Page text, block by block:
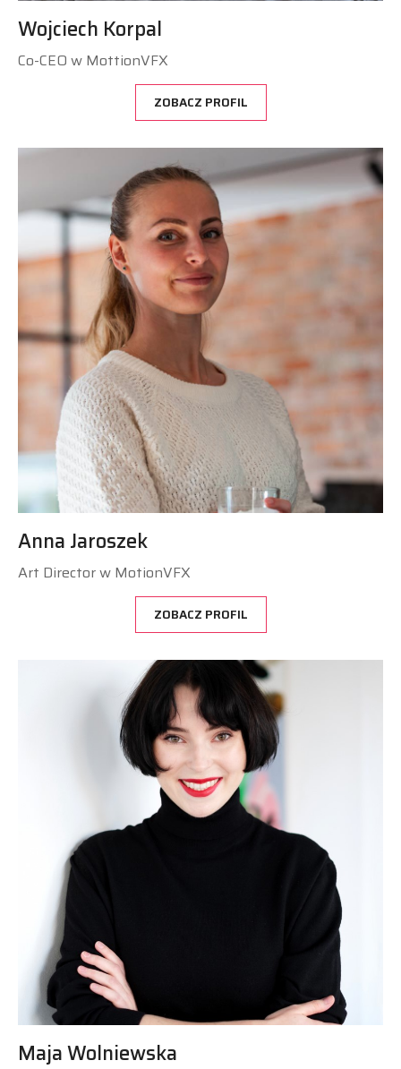
Wojciech Korpal
Co-CEO w MottionVFX
ZOBACZ PROFIL
Anna Jaroszek
Art Director w MotionVFX
ZOBACZ PROFIL
Maja Wolniewska